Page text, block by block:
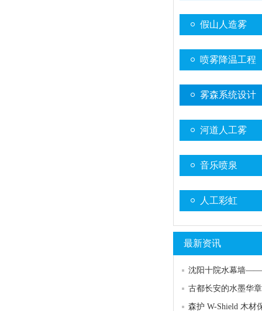
假山人造雾
喷雾降温工程
雾森系统设计
河道人工雾
音乐喷泉
人工彩虹
最新资讯
古都长安的水墨华章